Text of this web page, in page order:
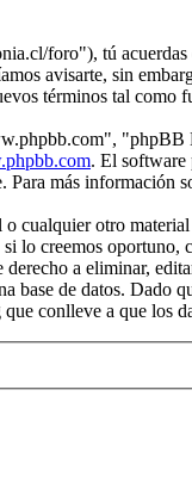
foro"), tú acuerdas
avisarte, sin
términos tal como
. El software
Para más información
cualquier otro
lo creemos
a eliminar,
de datos. Dado
conlleve a que los